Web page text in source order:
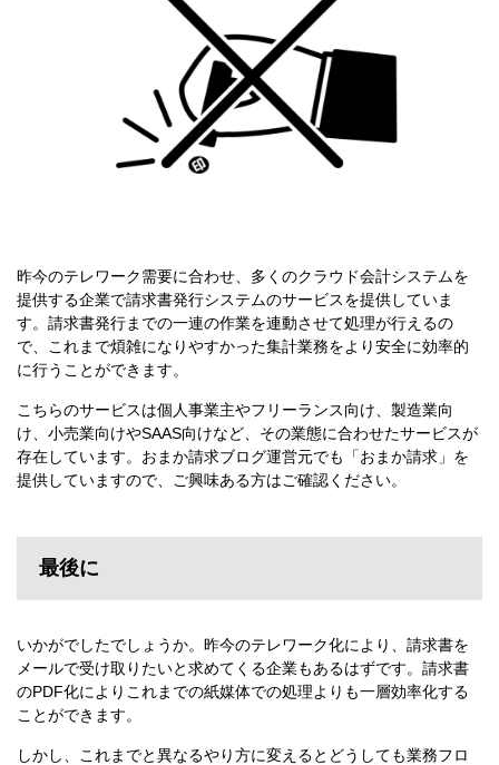
昨今のテレワーク需要に合わせ、多くのクラウド会計システムを
提供する企業で請求書発行システムのサービスを提供していま
す。請求書発行までの一連の作業を連動させて処理が行えるの
で、これまで煩雑になりやすかった集計業務をより安全に効率的
に行うことができます。
こちらのサービスは個人事業主やフリーランス向け、製造業向
け、小売業向けやSAAS向けなど、その業態に合わせたサービスが
存在しています。おまか請求ブログ運営元でも「おまか請求 」を
提供していますので、ご興味ある方はご確認ください。
最後に
いかがでしたでしょうか。昨今のテレワーク化により、請求書を
メールで受け取りたいと求めてくる企業もあるはずです。請求書
のPDF化によりこれまでの紙媒体での処理よりも一層効率化する
ことができます。
しかし、これまでと異なるやり方に変えるとどうしても業務フロ